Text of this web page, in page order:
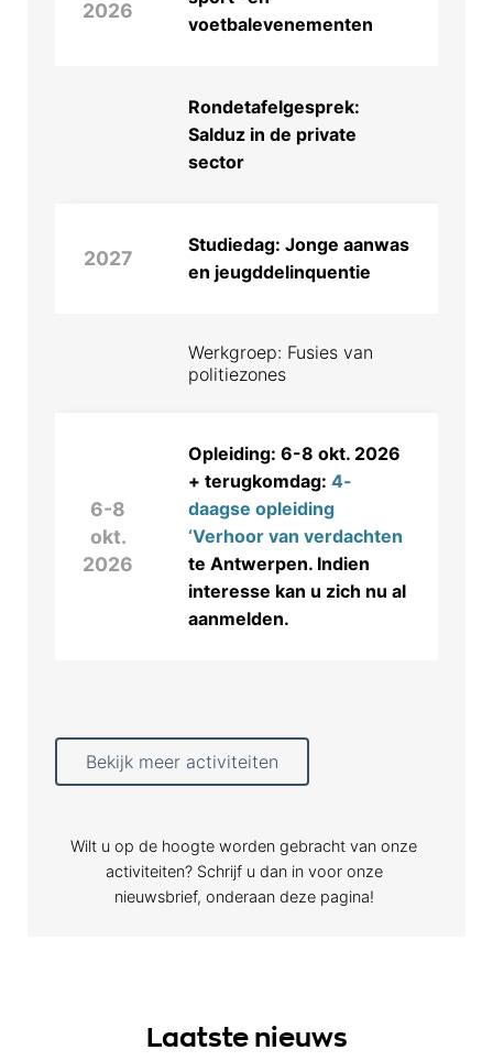
2026
voetbalevenementen
Rondetafelgesprek:
Salduz in de private
sector
2027
Studiedag: Jonge aanwas
en jeugddelinquentie
Werkgroep: Fusies van
politiezones
6-8
okt.
2026
Opleiding: 6-8 okt. 2026
+ terugkomdag: 4-
daagse opleiding
‘Verhoor van verdachten
te Antwerpen. Indien
interesse kan u zich nu al
aanmelden.
Bekijk meer activiteiten
Wilt u op de hoogte worden gebracht van onze
activiteiten? Schrijf u dan in voor onze
nieuwsbrief, onderaan deze pagina!
Laatste nieuws